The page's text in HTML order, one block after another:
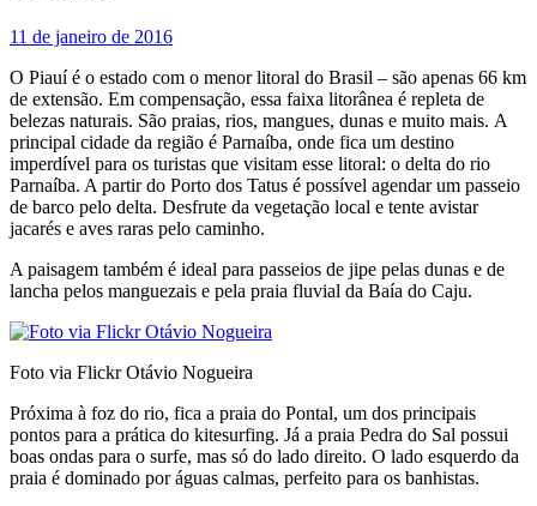
11 de janeiro de 2016
O Piauí é o estado com o menor litoral do Brasil – são apenas 66 km
de extensão. Em compensação, essa faixa litorânea é repleta de
belezas naturais. São praias, rios, mangues, dunas e muito mais. A
principal cidade da região é Parnaíba, onde fica um destino
imperdível para os turistas que visitam esse litoral: o delta do rio
Parnaíba. A partir do Porto dos Tatus é possível agendar um passeio
de barco pelo delta. Desfrute da vegetação local e tente avistar
jacarés e aves raras pelo caminho.
A paisagem também é ideal para passeios de jipe pelas dunas e de
lancha pelos manguezais e pela praia fluvial da Baía do Caju.
Foto via Flickr Otávio Nogueira
Próxima à foz do rio, fica a praia do Pontal, um dos principais
pontos para a prática do kitesurfing. Já a praia Pedra do Sal possui
boas ondas para o surfe, mas só do lado direito. O lado esquerdo da
praia é dominado por águas calmas, perfeito para os banhistas.